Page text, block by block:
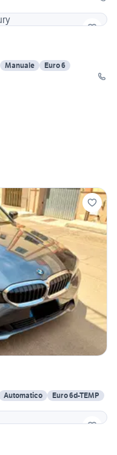
Manuale
Euro 6
Automatico
Euro 6d-TEMP